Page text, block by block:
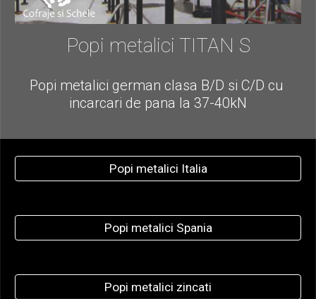
Popi metalici TITAN S
Popi metalici german clasa B/D si C/D cu
incarcari de pana la 37-40kN
Popi metalici Italia
Popi metalici Spania
Popi metalici zincati